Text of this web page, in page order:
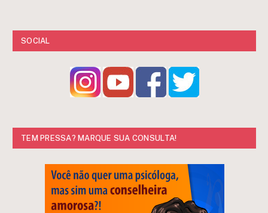
SOCIAL
TEM PRESSA? MARQUE SUA CONSULTA!